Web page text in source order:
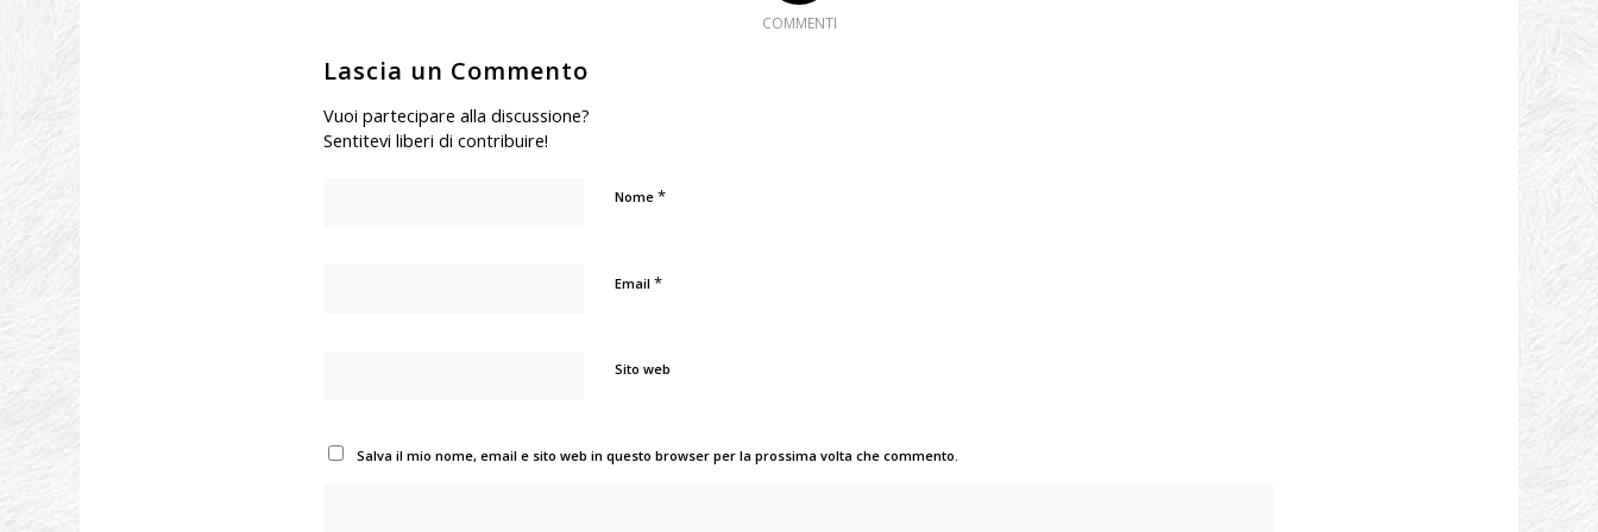
COMMENTI
Lascia un Commento
Vuoi partecipare alla discussione?
Sentitevi liberi di contribuire!
Nome *
Email *
Sito web
Salva il mio nome, email e sito web in questo browser per la prossima volta che commento.